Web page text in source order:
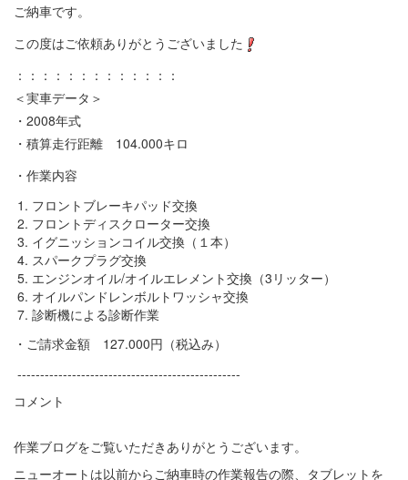
ご納車です。
この度はご依頼ありがとうございました
：：：：：：：：：：：：：
＜実車データ＞
・2008年式
・積算走行距離 104.000キロ
・作業内容
フロントブレーキパッド交換
フロントディスクローター交換
イグニッションコイル交換（１本）
スパークプラグ交換
エンジンオイル/オイルエレメント交換（3リッター）
オイルパンドレンボルトワッシャ交換
診断機による診断作業
・ご請求金額 127.000円（税込み）
-------------------------------------------------
コメント
作業ブログをご覧いただきありがとうございます。
ニューオートは以前からご納車時の作業報告の際、タブレットを